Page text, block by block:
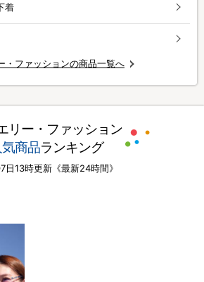
着
・ファッションの商品一覧へ
リー・ファッション
気商品ランキング
日13時更新《最新24時間》